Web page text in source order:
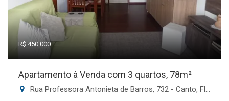
R$ 450.000
Apartamento à Venda com 3 quartos, 78m²
Rua Professora Antonieta de Barros, 732 - Canto, Florianópolis-SC